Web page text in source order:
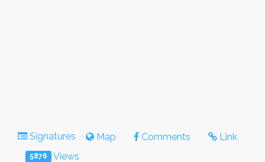
Signatures Map Comments Link
5876 Views